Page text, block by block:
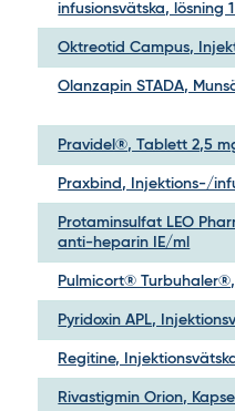
infusionsvätska, lösning
Oktreotid Campus,
Olanzapin STADA,
Pravidel®, Tablett 2,5
Praxbind, Injektions-/
Protaminsulfat LEO
anti-heparin IE/ml
Pulmicort®
Pyridoxin APL,
Regitine,
Rivastigmin Orion,